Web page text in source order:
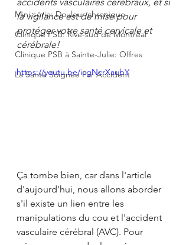
Mini-série: Douleur chronique
Clinique PSB: Rive-sud de Montréal
Clinique PSB à Sainte-Julie: Offres
La Santé Soignée Par Accident
la vigilance est de mise pour
protéger votre santé cervicale et
cérébrale!
https://youtu.be/icgNcrXaubY
Ça tombe bien, car dans l'article
d'aujourd'hui, nous allons aborder
s'il existe un lien entre les
manipulations du cou et l'accident
vasculaire cérébral (AVC). Pour